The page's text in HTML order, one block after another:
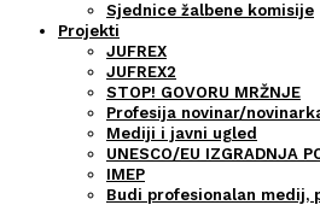
Sjednice žalbene komisije
Projekti
JUFREX
JUFREX2
STOP! GOVORU MRŽNJE
Profesija novinar/
Mediji i javni ugled
UNESCO/EU IZGRADNJA
IMEP
Budi profesionalan medij,